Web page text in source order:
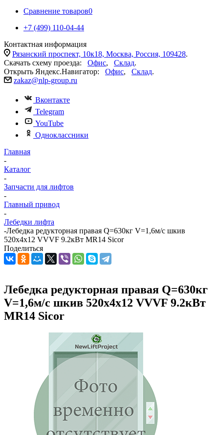
Сравнение товаров0
+7 (499) 110-04-44
Контактная информация
Рязанский проспект, 10к18, Москва, Россия, 109428.
Скачать схему проезда: Офис, Склад.
Открыть Яндекс.Навигатор: Офис, Склад.
zakaz@nlp-group.ru
Вконтакте
Telegram
YouTube
Одноклассники
Главная
-
Каталог
-
Запчасти для лифтов
-
Главный привод
-
Лебедки лифта
-Лебедка редукторная правая Q=630кг V=1,6м/с шкив
520х4х12 VVVF 9.2кВт MR14 Sicor
Поделиться
Лебедка редукторная правая Q=630кг
V=1,6м/с шкив 520х4х12 VVVF 9.2кВт
MR14 Sicor